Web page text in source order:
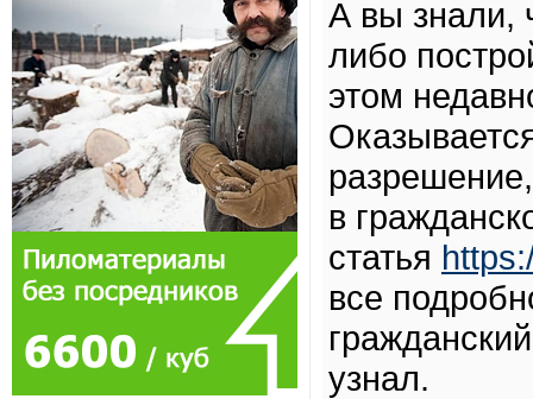
А вы знали,
либо
этом
в
статья
все
узнал.